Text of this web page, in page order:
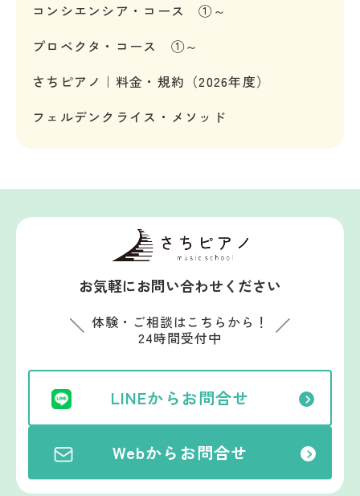
コンシエンシア・コース ①～
プロベクタ・コース ①～
さちピアノ｜料金・規約（2026年度）
フェルデンクライス・メソッド
お気軽にお問い合わせください
体験・ご相談はこちらから！
24時間受付中
LINEからお問合せ
Webからお問合せ